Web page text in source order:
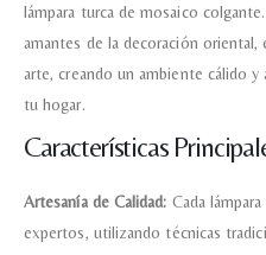
lámpara turca de mosaico
amantes de la decoración
arte, creando un ambiente cálido
tu hogar.
Características
Artesanía de Calidad: Cada
expertos, utilizando técnicas